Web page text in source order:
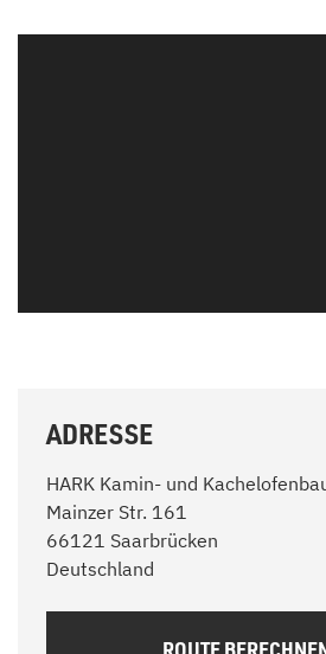
ADRESSE
HARK Kamin- und
Mainzer Str. 161
66121 Saarbrücken
Deutschland